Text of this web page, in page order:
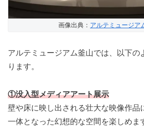
画像出典： アルテミュージア
アルテミュージアム釜山では、以下の
ります。
①没入型メディアアート展示
壁や床に映し出される壮大な映像作品
一体となった幻想的な空間を楽しめま